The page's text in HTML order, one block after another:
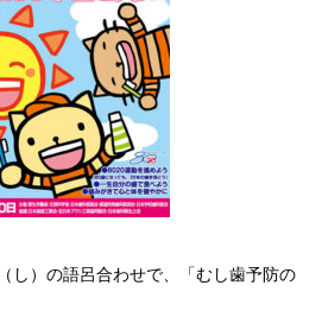
科
し）の語呂合わせで、「むし歯予防の